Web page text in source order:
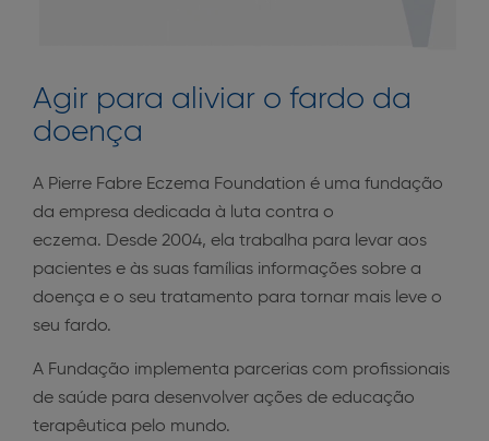
Agir para aliviar o fardo da
doença
A Pierre Fabre Eczema Foundation é uma fundação
da empresa dedicada à luta contra o
eczema. Desde 2004, ela trabalha para levar aos
pacientes e às suas famílias informações sobre a
doença e o seu tratamento para tornar mais leve o
seu fardo.
A Fundação implementa parcerias com profissionais
de saúde para desenvolver ações de educação
terapêutica pelo mundo.